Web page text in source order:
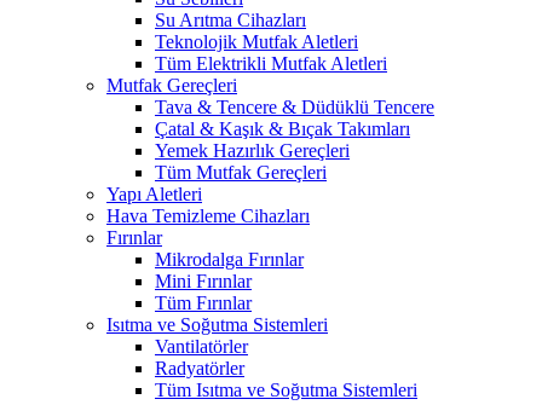
Su Arıtma Cihazları
Teknolojik Mutfak Aletleri
Tüm Elektrikli Mutfak Aletleri
Mutfak Gereçleri
Tava & Tencere & Düdüklü Tencere
Çatal & Kaşık & Bıçak Takımları
Yemek Hazırlık Gereçleri
Tüm Mutfak Gereçleri
Yapı Aletleri
Hava Temizleme Cihazları
Fırınlar
Mikrodalga Fırınlar
Mini Fırınlar
Tüm Fırınlar
Isıtma ve Soğutma Sistemleri
Vantilatörler
Radyatörler
Tüm Isıtma ve Soğutma Sistemleri